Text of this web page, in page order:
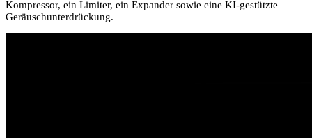
Kompressor, ein Limiter, ein Expander sowie eine KI-gestützte
Geräuschunterdrückung.